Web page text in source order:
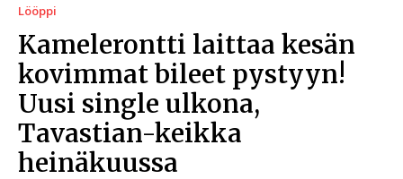
Lööppi
Kamelerontti laittaa kesän
kovimmat bileet pystyyn!
Uusi single ulkona,
Tavastian-keikka
heinäkuussa